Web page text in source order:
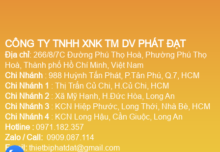
CÔNG TY TNHH XNK TM DV PHÁT ĐẠT
Địa chỉ: 266/8/7C Đường Phú Thọ Hoà, Phường Phú Thọ
Hoà, Thành phố Hồ Chí Minh, Việt Nam
Chi Nhánh : 988 Huỳnh Tấn Phát, P.Tân Phú, Q.7, HCM
Chi Nhánh 1 : Thị Trấn Củ Chi, H.Củ Chi, HCM
Chi Nhánh 2 : Xã Mỹ Hạnh, H.Đức Hòa, Long An
Chi Nhánh 3 : KCN Hiệp Phước, Long Thới, Nhà Bè, HCM
Chi Nhánh 4 : KCN Long Hậu, Cần Giuộc, Long An
Hotline : 0971.182.357
Zalo / Call: 0909.087.114
Email: thietbiphatdat@gmail.com